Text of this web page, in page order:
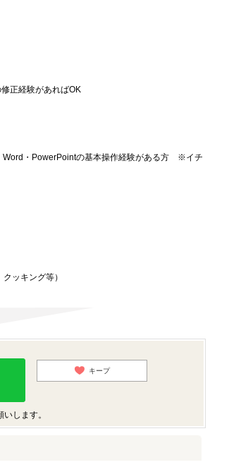
正経験があればOK
・PowerPointの基本操作経験がある方 ※イチ
ッキング等）
キープ
します。